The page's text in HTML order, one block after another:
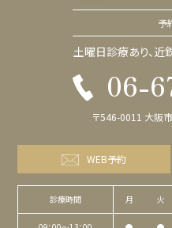
・セラミック製の補綴物は、金属製
とがあります。
・噛み合わせ・歯ぎしりの強い方は、
スピースをおすすめすることがありま
■オッセオスピード EV
販売名：オッセオスピード EV
医療機器承認番号：
一般的名称：歯科用インプラントシス
製造販売会社：デンツプライシロナ
■オッセオスピード プロファイル EV
販売名：オッセオスピード プロファイ
医療機器承認番号：
一般的名称：歯科用インプラントシス
医療機器クラス分類：高度管理医療
予
土曜日診療あり、
06-
〒546-0011 大阪
WEB予約
診療時間 月 火